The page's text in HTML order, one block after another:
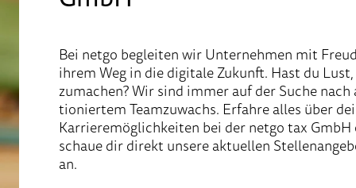
Bei netgo be­gleiten wir Unter­nehmen mit
ihrem Weg in die digi­tale Zu­kunft. Hast du
zumachen? Wir sind immer auf der Suche
tionier­tem Team­zu­wachs. Erfahre alles über
Karriere­möglich­keiten bei der netgo tax GmbH
schaue dir di­rekt un­sere aktu­ellen
an.